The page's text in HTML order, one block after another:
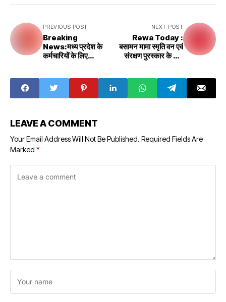
PREVIOUS POST
Breaking
News:मध्य प्रदेश के
कर्मचारियों के लिए
NEXT POST
Rewa Today :
बसामन मामा स्मृति वन एवं
संरक्षण पुरस्कार के लिए
LEAVE A COMMENT
Your Email Address Will Not Be Published. Required Fields Are
Marked *